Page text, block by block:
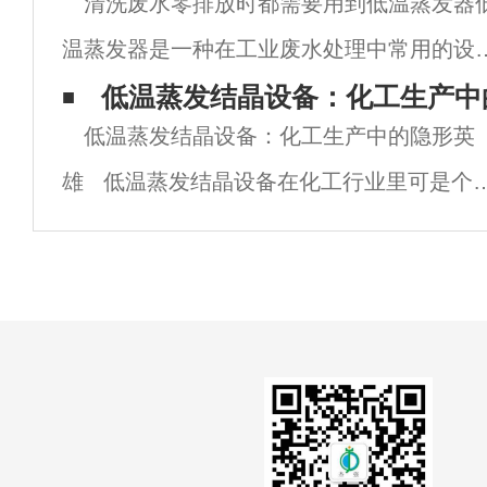
受推崇的焦点。本文将为您揭示低温蒸发设
的工作原理、核心优势以及在实际场景中的
越
温蒸发器是一种在工业废水处理中常用的设
备，尤其在完结废水零排放方面发挥着重要
果。它运用低温条件下的蒸发原理，将废水
的水分蒸发掉，然后完结浓缩和别离废水中
污染
低温蒸发结晶设备：化工生产
低温蒸发结晶设备：化工生产中的隐形英
雄 低温蒸发结晶设备在化工行业里可是个
明星，它通过低温蒸发和结晶过程，能把液